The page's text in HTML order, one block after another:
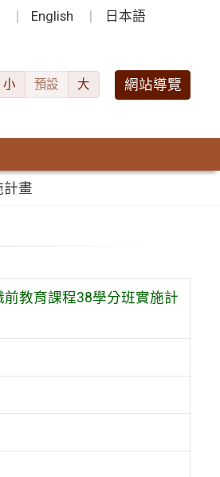
English 日本語
小 預設 大 網站導覽
計畫
教育課程38學分班實施計